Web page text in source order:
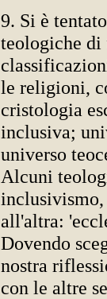
9. Si è
teologiche di
le religioni,
cristologia
inclusiva;
universo
Alcuni
inclusivismo,
all'altra:
Dovendo
nostra
con le altre